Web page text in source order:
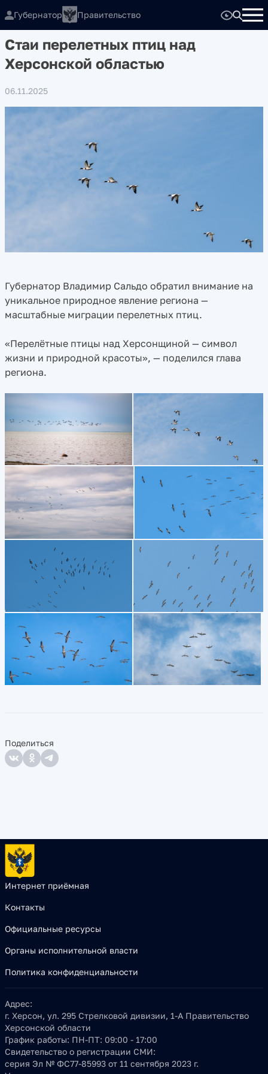
Губернатор Правительство
Стаи перелетных птиц над
Херсонской областью
06.11.2025
Губернатор Владимир Сальдо обратил внимание на
уникальное природное явление региона —
масштабные миграции перелетных птиц.
«Перелётные птицы над Херсонщиной — символ
жизни и природной красоты», — поделился глава
региона.
Поделиться
Интернет приёмная
Контакты
Официальные ресурсы
Органы исполнительной власти
Политика конфиденциальности
Адрес:
г. Херсон, ул. 295 Стрелковой дивизии, 1-А Правительство
Херсонской области
График работы: ПН-ПТ: 09:00 - 17:00
Свидетельство о регистрации СМИ:
серия Эл № ФС77-85993 от 11 сентября 2023 г.